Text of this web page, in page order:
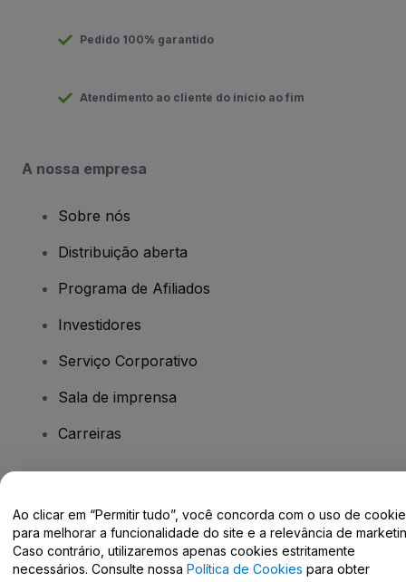
Pedido 100% garantido
Atendimento ao cliente do início ao fim
A nossa empresa
Sobre nós
Distribuição aberta
Programa de Afiliados
Investidores
Serviço Corporativo
Sala de imprensa
Carreiras
Centro de Ajuda / Fale Conosco
Ao clicar em “Permitir tudo”, você concorda com o uso de
para melhorar a funcionalidade do site e a relevância de
Caso contrário, utilizaremos apenas cookies estritamente
necessários. Consulte nossa Política de Cookies para obter